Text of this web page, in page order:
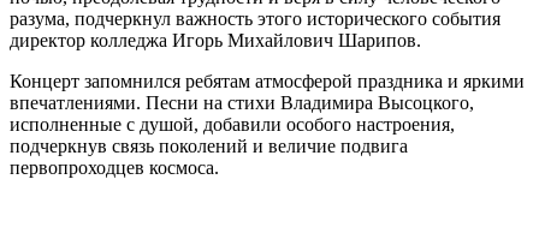
разума, подчеркнул важность этого исторического события
директор колледжа Игорь Михайлович Шарипов.
Концерт запомнился ребятам атмосферой праздника и яркими
впечатлениями. Песни на стихи Владимира Высоцкого,
исполненные с душой, добавили особого настроения,
подчеркнув связь поколений и величие подвига
первопроходцев космоса.